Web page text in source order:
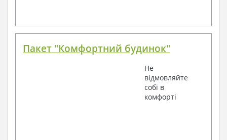
Пакет "Комфортний будинок"
Не
відмовляйте
собі в
комфорті